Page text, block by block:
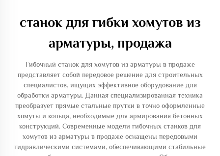
станок для гибки хомутов из
арматуры, продажа
Гибочный станок для хомутов из арматуры в продаже
представляет собой передовое решение для строительных
специалистов, ищущих эффективное оборудование для
обработки арматуры. Данная специализированная техника
преобразует прямые стальные прутки в точно оформленные
хомуты и кольца, необходимые для армирования бетонных
конструкций. Современные модели гибочных станков для
хомутов из арматуры в продаже оснащены передовыми
гидравлическими системами, обеспечивающими стабильные